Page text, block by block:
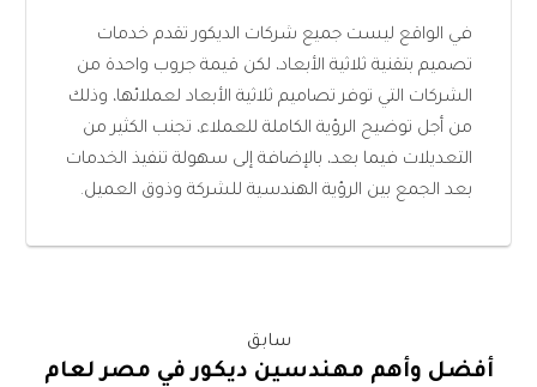
في الواقع ليست جميع شركات الديكور تقدم خدمات
تصميم بتقنية ثلاثية الأبعاد، لكن قيمة جروب واحدة من
الشركات التي توفر تصاميم ثلاثية الأبعاد لعملائها، وذلك
من أجل توضيح الرؤية الكاملة للعملاء، تجنب الكثير من
التعديلات فيما بعد، بالإضافة إلى سهولة تنفيذ الخدمات
بعد الجمع بين الرؤية الهندسية للشركة وذوق العميل.
سابق
أفضل وأهم مهندسين ديكور في مصر لعام